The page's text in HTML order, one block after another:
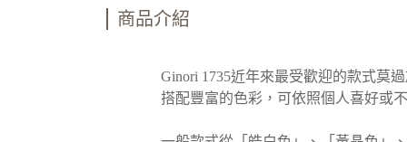
商品介紹
Ginori 1735近年來最受歡迎的款式莫
搭配豐富的色彩，可依照個人喜好或不同